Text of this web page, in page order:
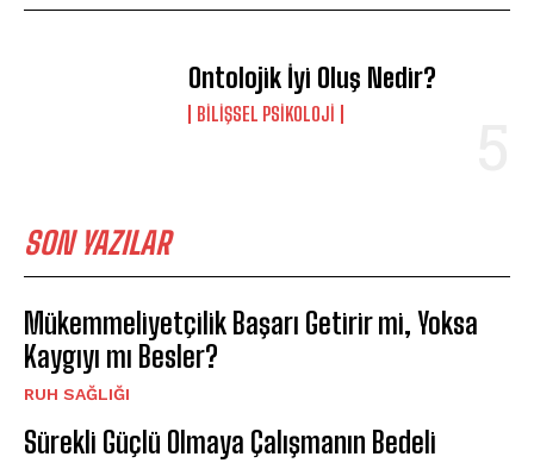
Ontolojik İyi Oluş Nedir?
BILIŞSEL PSIKOLOJI
SON YAZILAR
Mükemmeliyetçilik Başarı Getirir mi, Yoksa
Kaygıyı mı Besler?
⁠RUH SAĞLIĞI
Sürekli Güçlü Olmaya Çalışmanın Bedeli